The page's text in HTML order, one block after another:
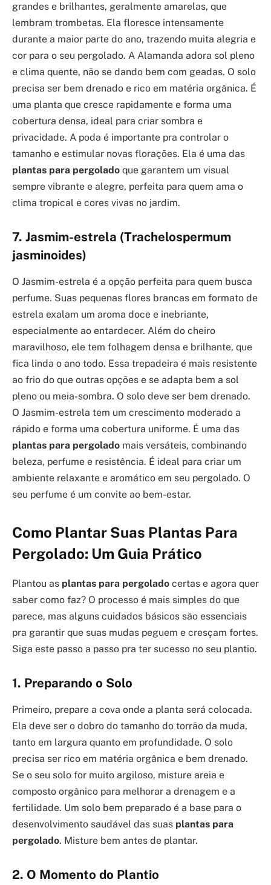
grandes e brilhantes, geralmente amarelas, que
lembram trombetas. Ela floresce intensamente
durante a maior parte do ano, trazendo muita alegria e
cor para o seu pergolado. A Alamanda adora sol pleno
e clima quente, não se dando bem com geadas. O solo
precisa ser bem drenado e rico em matéria orgânica. É
uma planta que cresce rapidamente e forma uma
cobertura densa, ideal para criar sombra e
privacidade. A poda é importante pra controlar o
tamanho e estimular novas florações. Ela é uma das
plantas para pergolado que garantem um visual
sempre vibrante e alegre, perfeita para quem ama o
clima tropical e cores vivas no jardim.
7. Jasmim-estrela (Trachelospermum
jasminoides)
O Jasmim-estrela é a opção perfeita para quem busca
perfume. Suas pequenas flores brancas em formato de
estrela exalam um aroma doce e inebriante,
especialmente ao entardecer. Além do cheiro
maravilhoso, ele tem folhagem densa e brilhante, que
fica linda o ano todo. Essa trepadeira é mais resistente
ao frio do que outras opções e se adapta bem a sol
pleno ou meia-sombra. O solo deve ser bem drenado.
O Jasmim-estrela tem um crescimento moderado a
rápido e forma uma cobertura uniforme. É uma das
plantas para pergolado mais versáteis, combinando
beleza, perfume e resistência. É ideal para criar um
ambiente relaxante e aromático em seu pergolado. O
seu perfume é um convite ao bem-estar.
Como Plantar Suas Plantas Para
Pergolado: Um Guia Prático
Plantou as plantas para pergolado certas e agora quer
saber como faz? O processo é mais simples do que
parece, mas alguns cuidados básicos são essenciais
pra garantir que suas mudas peguem e cresçam fortes.
Siga este passo a passo pra ter sucesso no seu plantio.
1. Preparando o Solo
Primeiro, prepare a cova onde a planta será colocada.
Ela deve ser o dobro do tamanho do torrão da muda,
tanto em largura quanto em profundidade. O solo
precisa ser rico em matéria orgânica e bem drenado.
Se o seu solo for muito argiloso, misture areia e
composto orgânico para melhorar a drenagem e a
fertilidade. Um solo bem preparado é a base para o
desenvolvimento saudável das suas plantas para
pergolado. Misture bem antes de plantar.
2. O Momento do Plantio